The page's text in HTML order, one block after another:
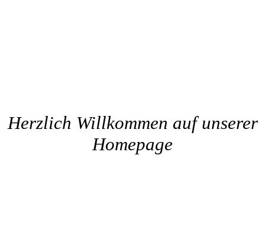
Herzlich Willkommen auf unserer
Homepage